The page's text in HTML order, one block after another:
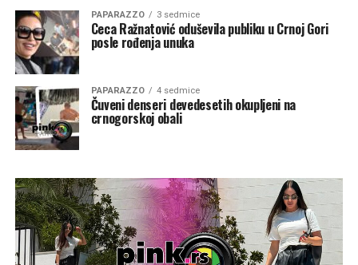
PAPARAZZO 3 sedmice
Ceca Ražnatović oduševila publiku u Crnoj Gori
posle rođenja unuka
PAPARAZZO 4 sedmice
Čuveni denseri devedesetih okupljeni na
crnogorskoj obali